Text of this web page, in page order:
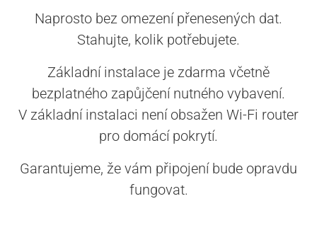
Naprosto bez omezení přenesených dat.
Stahujte, kolik potřebujete.
Základní instalace je zdarma včetně
bezplatného zapůjčení nutného vybavení.
V základní instalaci není obsažen Wi-Fi router
pro domácí pokrytí.
Garantujeme, že vám připojení bude opravdu
fungovat.